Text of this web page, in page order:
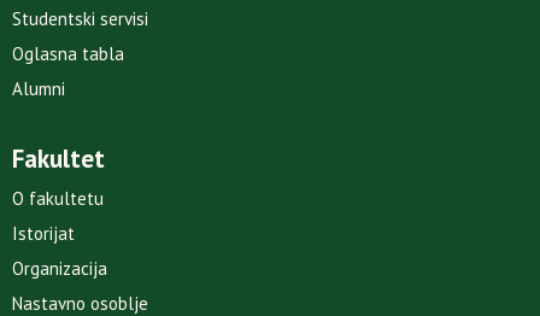
Studentski servisi
Oglasna tabla
Alumni
Fakultet
O fakultetu
Istorijat
Organizacija
Nastavno osoblje